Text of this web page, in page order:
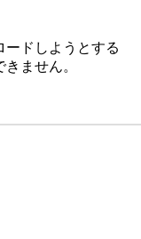
ードしようとする
ません。